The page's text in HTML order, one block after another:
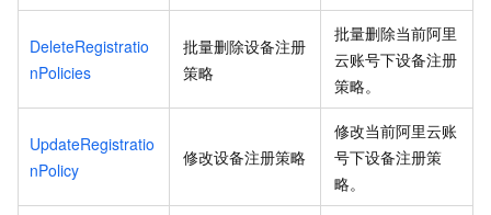
DeleteRegistratio
nPolicies
批量删除设备注册
策略
批量删除当前阿里
云账号下设备注册
策略。
UpdateRegistratio
nPolicy
修改设备注册策略
修改当前阿里云账
号下设备注册策
略。